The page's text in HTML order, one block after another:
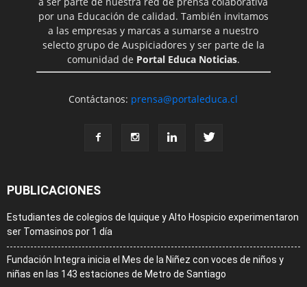
por una Educación de calidad. También invitamos
a las empresas y marcas a sumarse a nuestro
selecto grupo de Auspiciadores y ser parte de la
comunidad de Portal Educa Noticias.
Contáctanos: prensa@portaleduca.cl
PUBLICACIONES
Estudiantes de colegios de Iquique y Alto Hospicio experimentaron
ser Tomasinos por 1 día
Fundación Integra inicia el Mes de la Niñez con voces de niños y
niñas en las 143 estaciones de Metro de Santiago